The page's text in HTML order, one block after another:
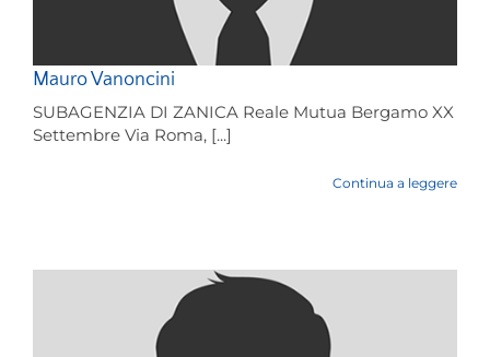
Mauro Vanoncini
SUBAGENZIA DI ZANICA Reale Mutua Bergamo XX
Settembre Via Roma, [...]
Continua a leggere